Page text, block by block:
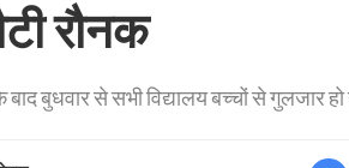
रौनक
बुधवार से सभी विद्यालय बच्चों से गुलजार हो